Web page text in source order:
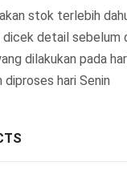
stok terlebih
dicek detail sebelum
dilakukan pada
diproses hari Senin